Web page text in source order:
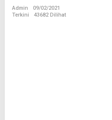
Admin
09/02/2021
Terkini
43682 Dilihat